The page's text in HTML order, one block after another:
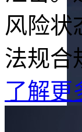
风险状
法规合
了解更